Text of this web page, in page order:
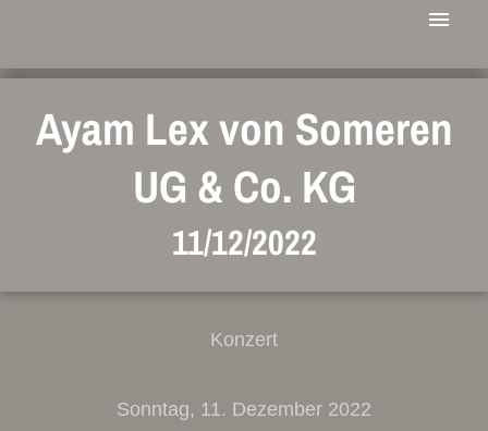
Ayam Lex von Someren
UG & Co. KG
11/12/2022
Konzert
Sonntag, 11. Dezember 2022